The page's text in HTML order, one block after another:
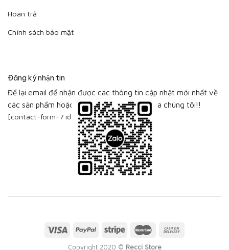
Hoàn trả
Chính sách bảo mật
Đăng ký nhận tin
Để lại email để nhận được các thông tin cập nhật mới nhất về
các sản phẩm hoặc bộ sưu tập sản phẩm của chúng tôi!!
[contact-form-7 id="115"]
Visa PayPal Stripe MasterCard
Copyright 2020 © Recci Store